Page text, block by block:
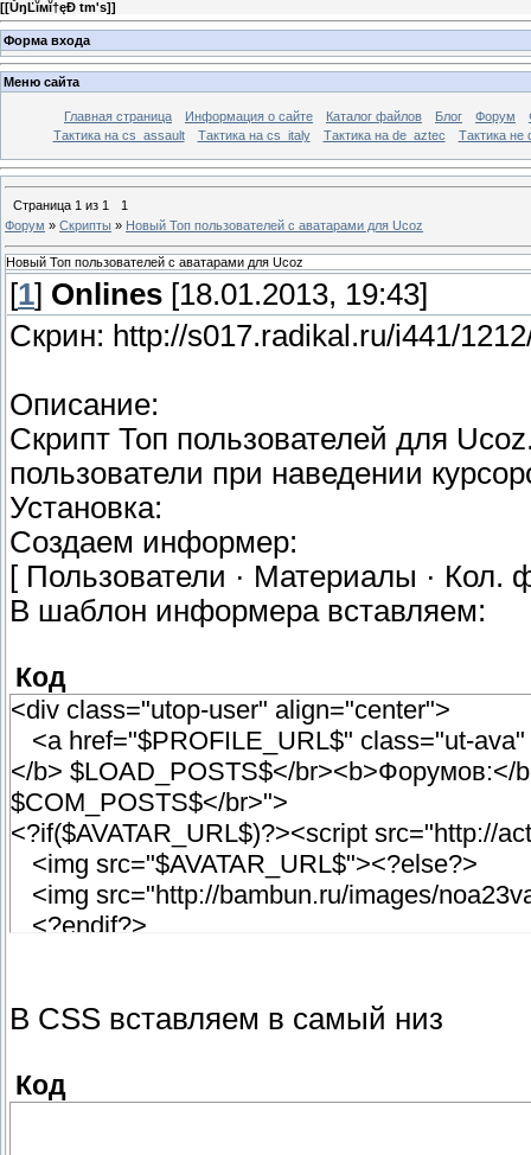
[[ŮŋĽĭмĭ†ęÐ tm's]]
Форма входа
Меню сайта
Главная страница Информация о сайте Каталог файлов Блог Форум
Тактика на сs_assault
Тактика на cs_italy Тактика на de_aztec Тактика не
Страница 1 из 1
1
Форум » Скрипты » Новый Топ пользователей с аватарами для Ucoz
Новый Топ пользователей с аватарами для Ucoz
[1] Onlines [18.01.2013, 19:43]
Скрин: http://s017.radikal.ru/i441/
Описание:
Скрипт Топ пользователей для
пользователи при наведении
Установка:
Создаем информер:
[ Пользователи · Материалы · Кол.
В шаблон информера вставляем:
Код
<div class="utop-user" align="center">
<a href="$PROFILE_URL$" class="ut-
</b> $LOAD_POSTS$</br><b>Форумов:</
$COM_POSTS$</br>">
<?if($AVATAR_URL$)?><script src="http://
<img src="$AVATAR_URL$"><?else?>
<img src="http://bambun.ru/images/
<?endif?>
</span></a>
</div>
В CSS вставляем в самый низ
Код